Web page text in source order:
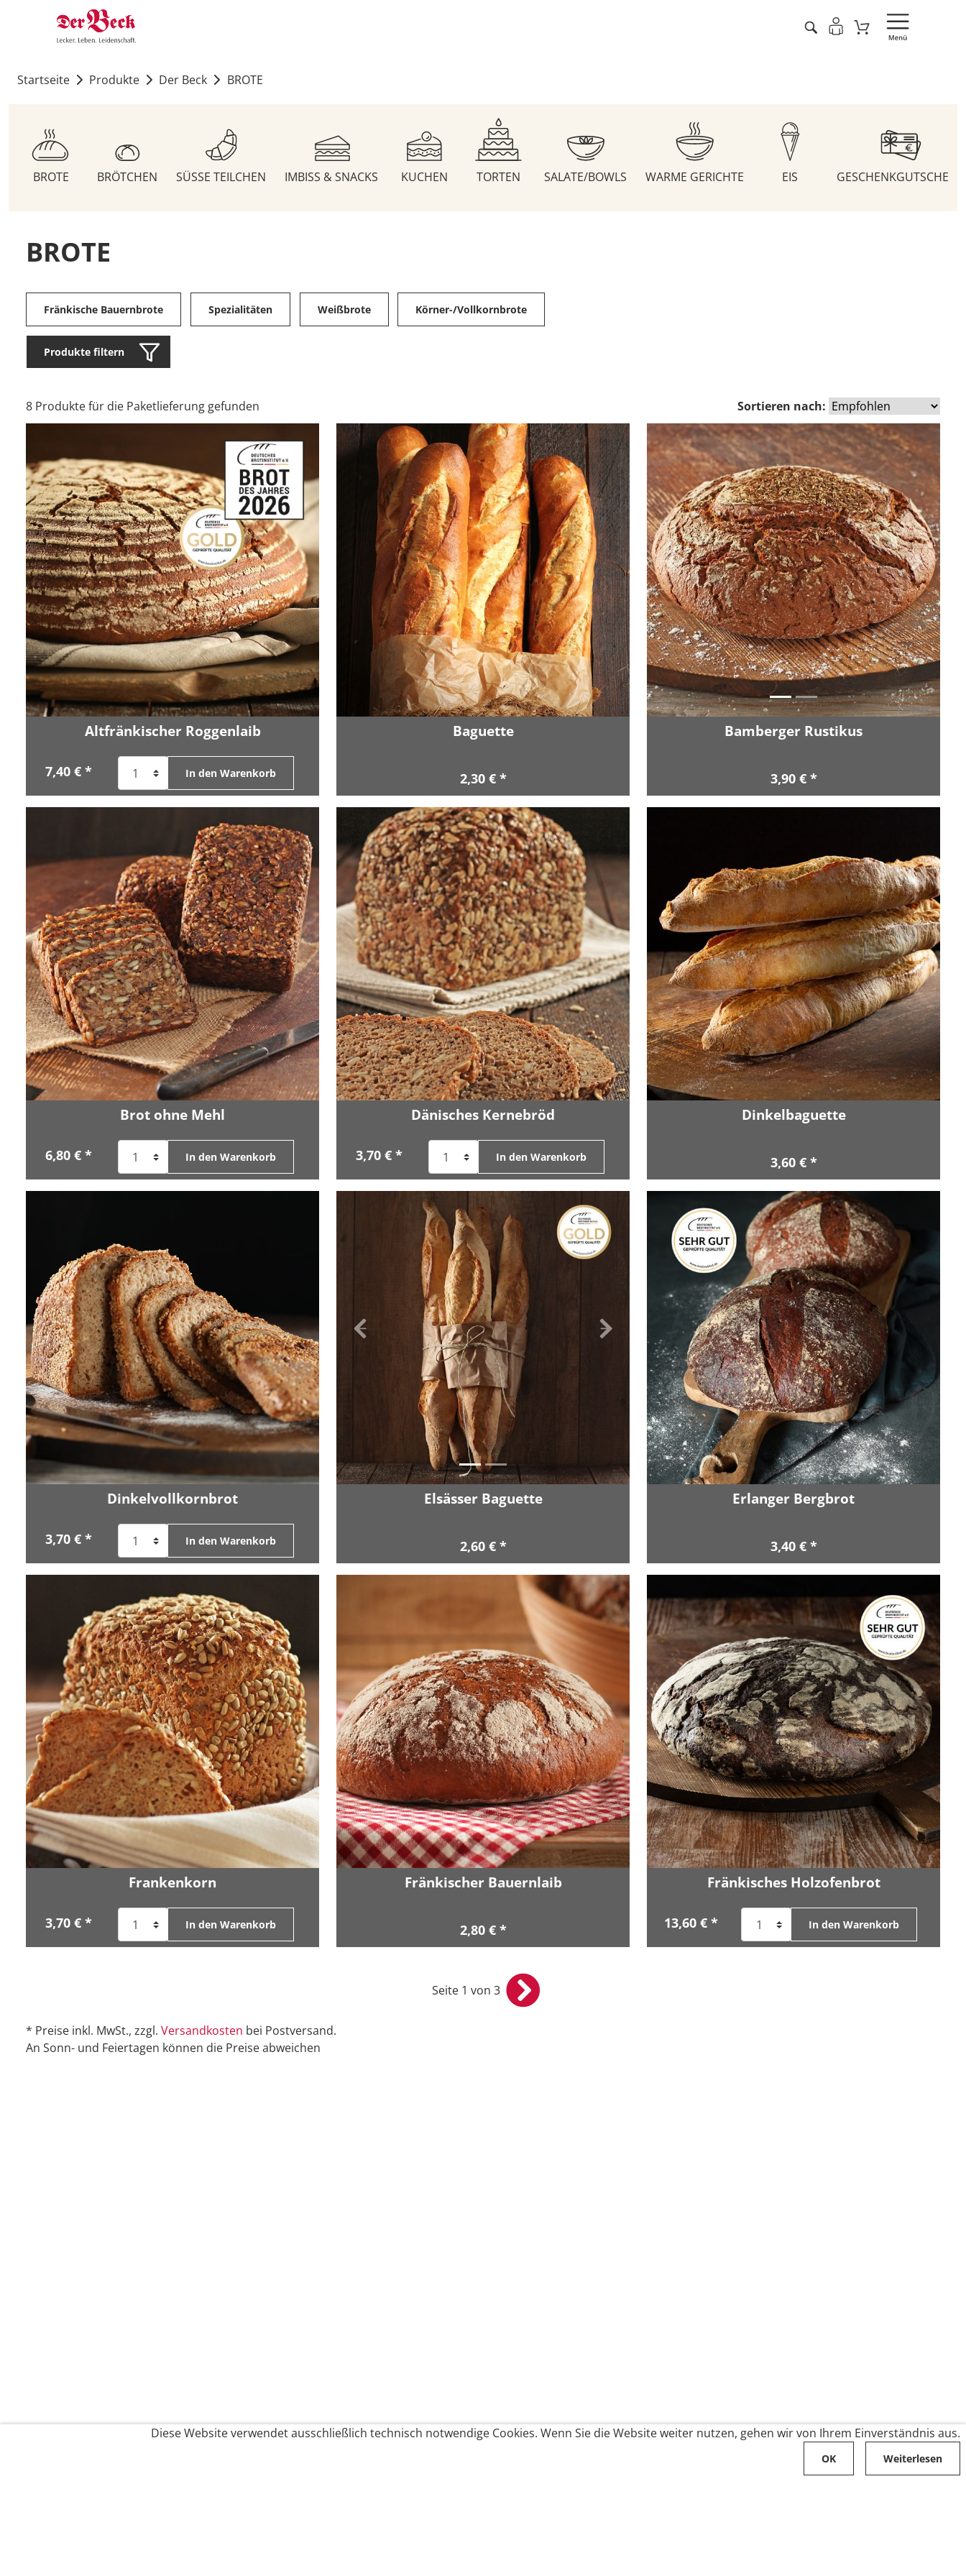
Startseite Produkte Der Beck BROTE
BROTE BRÖTCHEN SÜSSE TEILCHEN IMBISS & SNACKS KUCHEN TORTEN SALATE/BOWLS WARME GERICHTE EIS GESCHENKGUTSCHEINE
BROTE
Fränkische Bauernbrote Spezialitäten Weißbrote Körner-/Vollkornbrote
Produkte filtern
8 Produkte für die Paketlieferung gefunden Sortieren nach:
Altfränkischer Roggenlaib
7,40 € * In den Warenkorb
Baguette
2,30 € *
Zurück Vor
Bamberger Rustikus
3,90 € *
Brot ohne Mehl
6,80 € * In den Warenkorb
Dänisches Kernebröd
3,70 € * In den Warenkorb
Dinkelbaguette
3,60 € *
Dinkelvollkornbrot
3,70 € * In den Warenkorb
Zurück Vor
Elsässer Baguette
2,60 € *
Erlanger Bergbrot
3,40 € *
Frankenkorn
3,70 € * In den Warenkorb
Fränkischer Bauernlaib
2,80 € *
Fränkisches Holzofenbrot
13,60 € * In den Warenkorb
Seite 1 von 3
* Preise inkl. MwSt., zzgl. Versandkosten bei Postversand.
An Sonn- und Feiertagen können die Preise abweichen
Diese Website verwendet ausschließlich technisch notwendige Cookies. Wenn Sie die Website weiter nutzen, gehen wir von Ihrem Einverständnis aus.
OK Weiterlesen